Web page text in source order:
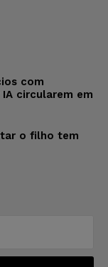
com
circularem em
o filho tem